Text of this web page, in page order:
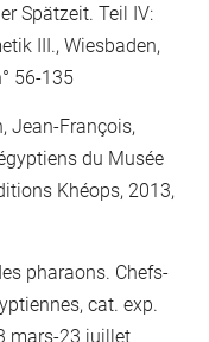
Spätzeit. Teil IV:
III., Wiesbaden,
56-135
Jean-François,
du Musée
Khéops, 2013,
pharaons. Chefs-
cat. exp.
mars-23 juillet